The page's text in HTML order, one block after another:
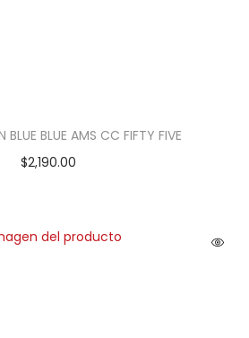
BLUE BLUE AMS CC FIFTY FIVE
$2,190.00